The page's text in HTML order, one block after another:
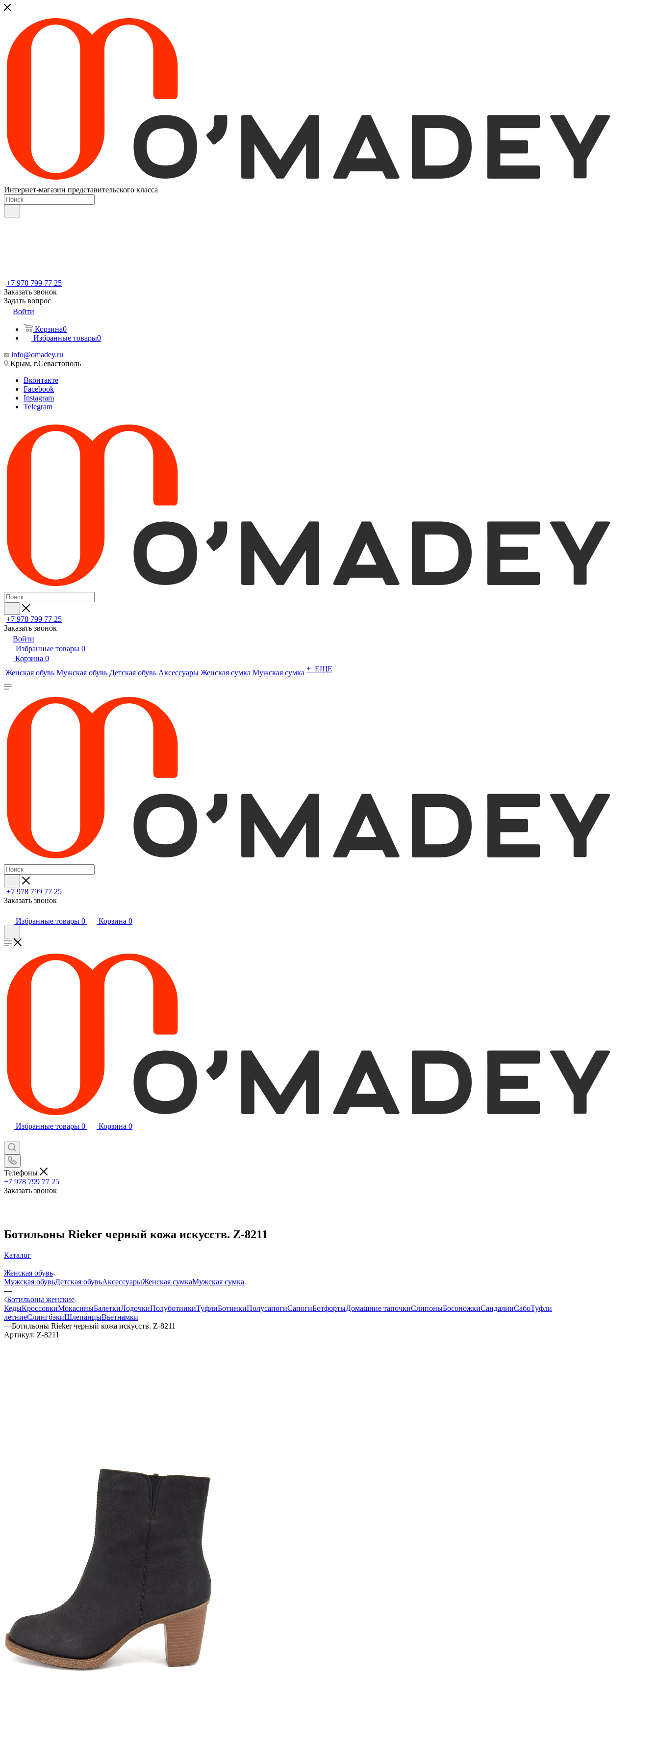
Интернет-магазин представительского класса
+7 978 799 77 25
Заказать звонок
Задать вопрос
Войти
Корзина0
Избранные товары0
info@omadey.ru
Крым, г.Севастополь
Вконтакте
Facebook
Instagram
Telegram
+7 978 799 77 25
Заказать звонок
Войти
Избранные товары 0
Корзина 0
Женская обувь Мужская обувь Детская обувь Аксессуары Женская сумка Мужская сумка + ЕЩЕ
+7 978 799 77 25
Заказать звонок
Избранные товары 0 Корзина 0
Избранные товары 0 Корзина 0
Телефоны
+7 978 799 77 25
Заказать звонок
Ботильоны Rieker черный кожа искусств. Z-8211
Каталог
—
Женская обувь
Мужская обувьДетская обувьАксессуарыЖенская сумкаМужская сумка
—
Ботильоны женские
КедыКроссовкиМокасиныБалеткиЛодочкиПолуботинкиТуфлиБотинкиПолусапогиСапогиБотфортыДомашние тапочкиСлипоныБосоножкиСандалииСабоТуфли
летниеСлингбэкиШлепанцыВьетнамки
—Ботильоны Rieker черный кожа искусств. Z-8211
Артикул: Z-8211